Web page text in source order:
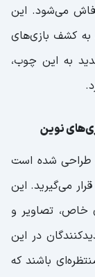
فاش می‌شود. این
به کشف بازی‌های
به این چوب،
طراحی شده است
می‌گیرید. این
خاص، تصاویر و
در این
باشند که